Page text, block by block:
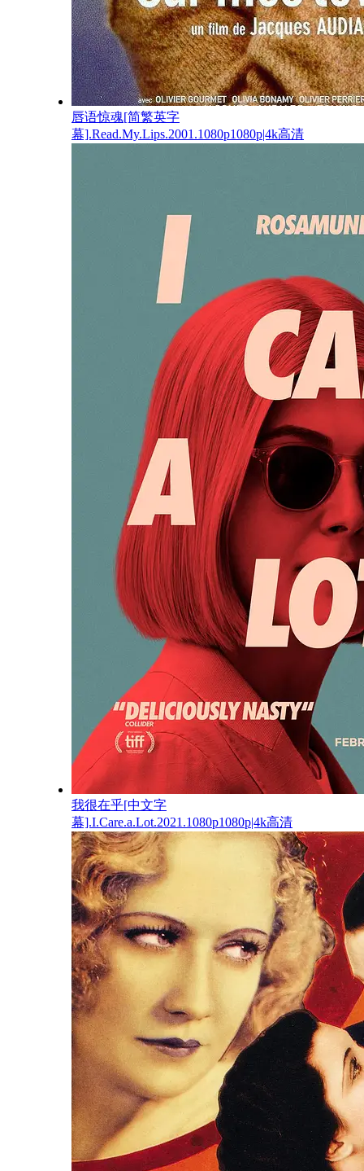
唇语惊魂[简繁英字
幕].Read.My.Lips.2001.1080p1080p|4k高清
我很在乎[中文字
幕].I.Care.a.Lot.2021.1080p1080p|4k高清